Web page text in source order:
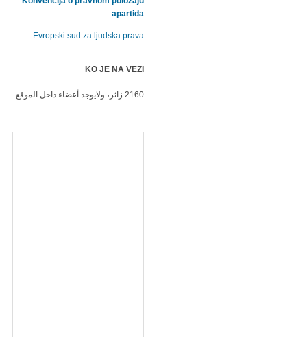
apartida
Evropski sud za ljudska prava
KO JE NA VEZI
2160 زائر، ولايوجد أعضاء داخل الموقع